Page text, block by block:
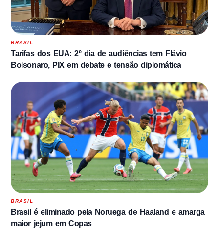
BRASIL
Tarifas dos EUA: 2º dia de audiências tem Flávio
Bolsonaro, PIX em debate e tensão diplomática
BRASIL
Brasil é eliminado pela Noruega de Haaland e amarga
maior jejum em Copas